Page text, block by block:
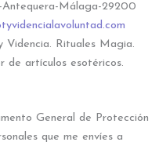
Antequera-Málaga-29200
Videncia. Rituales Magia.
de artículos esotéricos.
General de Protección
que me envíes a